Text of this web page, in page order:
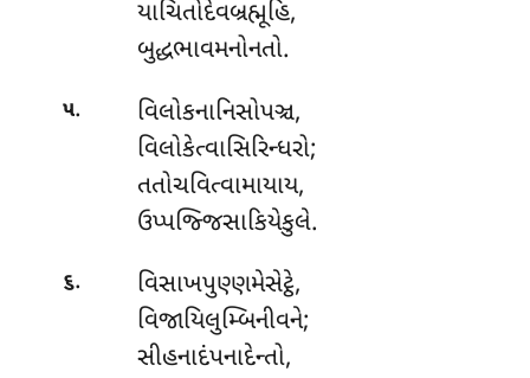
યાચિતોદેવબ્રહ્મૂહિ,
બુદ્ધભાવમનોનતો.
૫. વિલોકનાનિસોપઞ્ચ,
વિલોકેત્વાસિરિન્ધરો;
તતોચવિત્વામાયાય,
ઉપ્પજ્જિસાકિયેકુલે.
૬. વિસાખપુણ્ણમેસેટ્ઠે,
વિજાયિલુમ્બિનીવને;
સીહનાદંપનાદેન્તો,